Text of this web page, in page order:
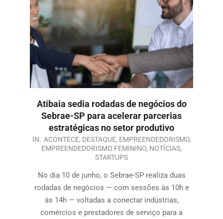
Atibaia sedia rodadas de negócios do
Sebrae-SP para acelerar parcerias
estratégicas no setor produtivo
IN: ACONTECE, DESTAQUE, EMPREENDEDORISMO,
EMPREENDEDORISMO FEMININO, NOTÍCIAS,
STARTUPS
No dia 10 de junho, o Sebrae-SP realiza duas
rodadas de negócios — com sessões às 10h e
às 14h — voltadas a conectar indústrias,
comércios e prestadores de serviço para a